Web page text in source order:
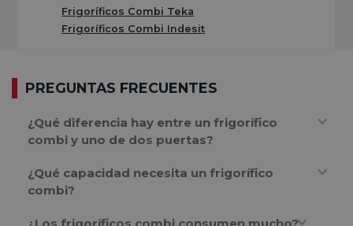
congelador en una sola unidad,
significa que tus verduras se conservarán frescas por
más tiempo mientras tus helados mantienen la textura
perfecta.
Tras años ayudando a familias a elegir su
Frigoríficos Combi Teka
Frigoríficos Combi Indesit
PREGUNTAS FRECUENTES
¿Qué diferencia hay entre un frigorífico
combi y uno de dos puertas?
¿Qué capacidad necesita un frigorífico
combi?
¿Los frigoríficos combi consumen mucho?